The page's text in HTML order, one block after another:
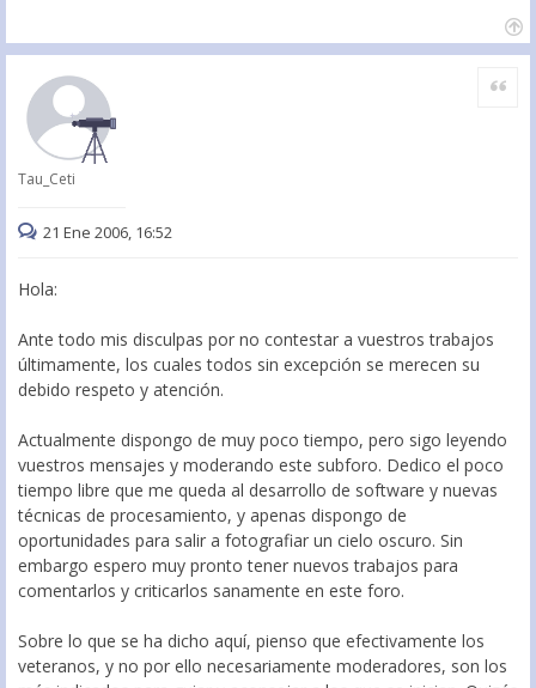
Tau_Ceti
Citar
21 Ene 2006, 16:52
Hola:
Ante todo mis disculpas por no contestar a vuestros trabajos
últimamente, los cuales todos sin excepción se merecen su
debido respeto y atención.
Actualmente dispongo de muy poco tiempo, pero sigo leyendo
vuestros mensajes y moderando este subforo. Dedico el poco
tiempo libre que me queda al desarrollo de software y nuevas
técnicas de procesamiento, y apenas dispongo de
oportunidades para salir a fotografiar un cielo oscuro. Sin
embargo espero muy pronto tener nuevos trabajos para
comentarlos y criticarlos sanamente en este foro.
Sobre lo que se ha dicho aquí, pienso que efectivamente los
veteranos, y no por ello necesariamente moderadores, son los